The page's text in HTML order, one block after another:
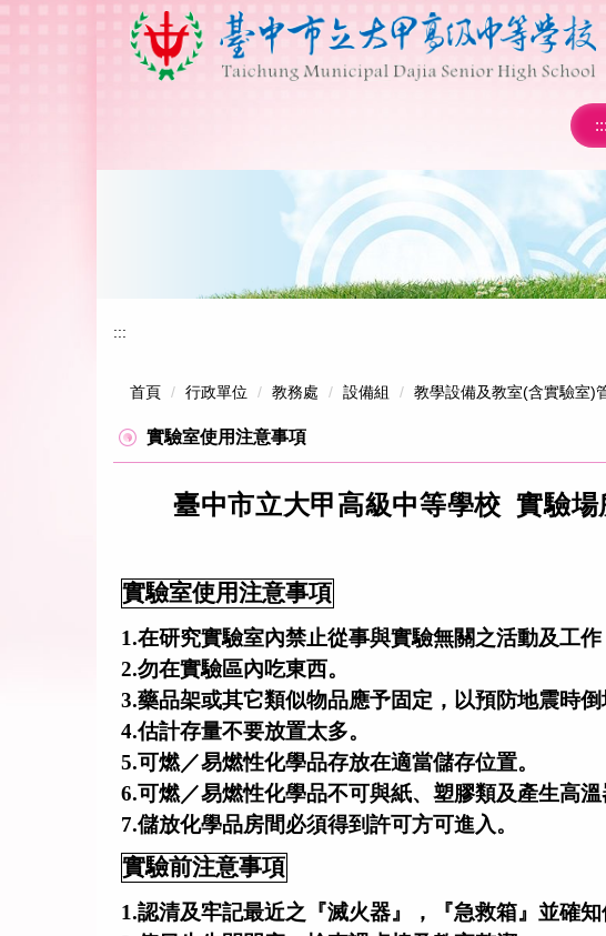
:::
:::
首頁 行政單位 教務處 設備組 教學設備及教室(含實驗室)
實驗室使用注意事項
臺中市立大甲高級中等學校 實驗場
實驗室使用注意事項
1.在研究實驗室內禁止從事與實驗無關之活動及工作
2.勿在實驗區內吃東西。
3.藥品架或其它類似物品應予固定，以預防地震時倒
4.估計存量不要放置太多。
5.可燃／易燃性化學品存放在適當儲存位置。
6.可燃／易燃性化學品不可與紙、塑膠類及產生高溫
7.儲放化學品房間必須得到許可方可進入。
實驗前注意事項
1.認清及牢記最近之『滅火器』，『急救箱』並確知